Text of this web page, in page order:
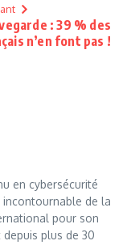
: 39 % des
n’en font pas !
en cybersécurité
de la
pour son
plus de 30